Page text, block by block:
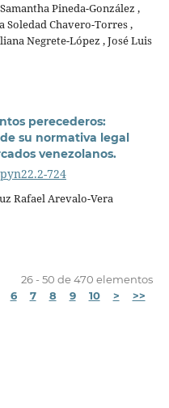
Pineda-González ,
Soledad Chavero-Torres ,
Negrete-López , José Luis
perecederos:
su normativa legal
venezolanos.
724
Rafael Arevalo-Vera
26 - 50 de 470 elementos
6 7 8 9 10 > >>